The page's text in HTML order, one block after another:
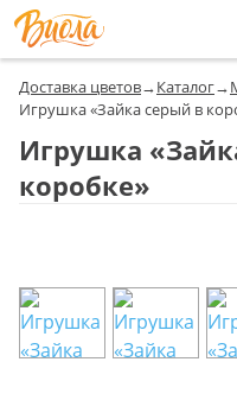
Доставка цветов→Каталог→
Игрушка «Зайка серый в
Игрушка
коробке»